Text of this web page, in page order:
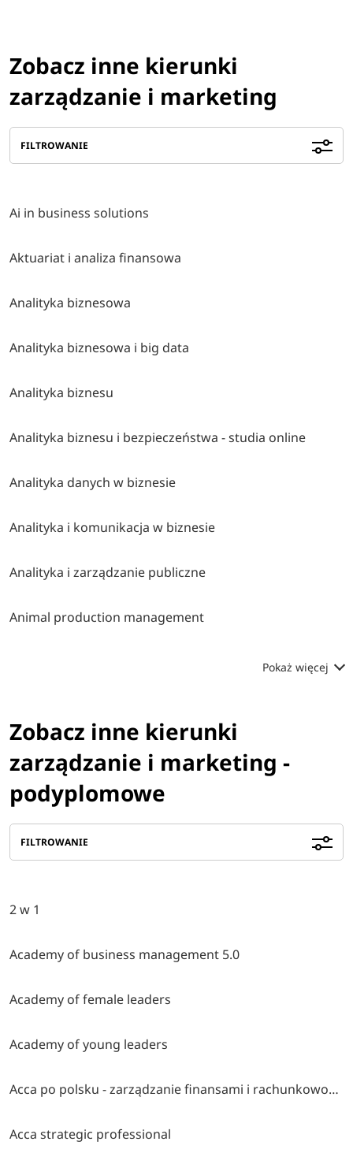
Zobacz inne kierunki
zarządzanie i marketing
FILTROWANIE
Ai in business solutions
Aktuariat i analiza finansowa
Analityka biznesowa
Analityka biznesowa i big data
Analityka biznesu
Analityka biznesu i bezpieczeństwa - studia online
Analityka danych w biznesie
Analityka i komunikacja w biznesie
Analityka i zarządzanie publiczne
Animal production management
Pokaż więcej
Zobacz inne kierunki
zarządzanie i marketing -
podyplomowe
FILTROWANIE
2 w 1
Academy of business management 5.0
Academy of female leaders
Academy of young leaders
Acca po polsku - zarządzanie finansami i rachunkowość w środowisku międzynarodowym
Acca strategic professional